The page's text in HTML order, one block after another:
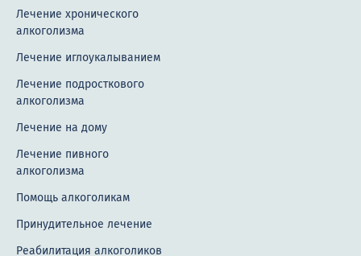
Лечение хронического
алкоголизма
Лечение иглоукалыванием
Лечение подросткового
алкоголизма
Лечение на дому
Лечение пивного
алкоголизма
Помощь алкоголикам
Принудительное лечение
Реабилитация алкоголиков